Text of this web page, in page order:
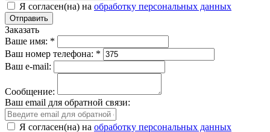
Я согласен(на) на обработку персональных данных
Заказать
Ваше имя: *
Ваш номер телефона: *
Ваш e-mail:
Сообщение:
Ваш email для обратной связи:
Я согласен(на) на обработку персональных данных